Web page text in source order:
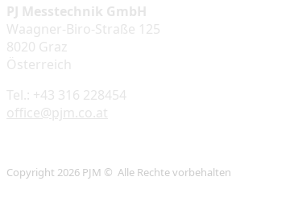
PJ Messtechnik GmbH
Waagner-Biro-Straße 125
8020 Graz
Österreich
Tel.: +43 316 228454
office@pjm.co.at
Copyright 2026 PJM © Alle Rechte vorbehalten